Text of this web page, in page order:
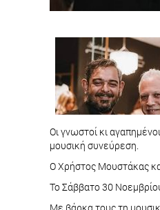
Οι γνωστοί κι
μουσική συνεύρεση.
Ο Χρήστος Μουστάκας
Το Σάββατο 30
Με βάρκα τους τη